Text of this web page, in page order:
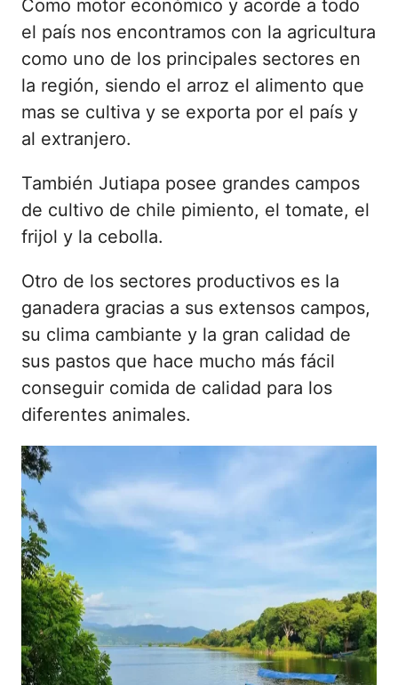
Como motor económico y acorde a todo
el país nos encontramos con la agricultura
como uno de los principales sectores en
la región, siendo el arroz el alimento que
mas se cultiva y se exporta por el país y
al extranjero.
También Jutiapa posee grandes campos
de cultivo de chile pimiento, el tomate, el
frijol y la cebolla.
Otro de los sectores productivos es la
ganadera gracias a sus extensos campos,
su clima cambiante y la gran calidad de
sus pastos que hace mucho más fácil
conseguir comida de calidad para los
diferentes animales.